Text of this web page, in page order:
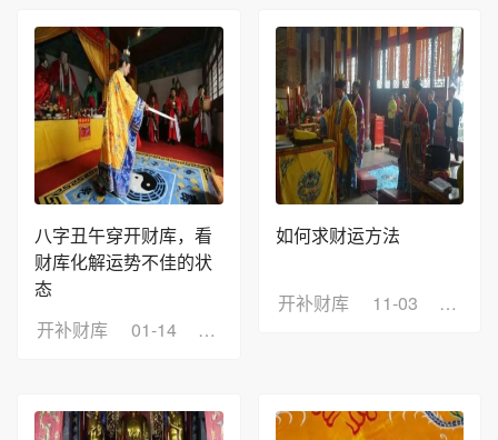
八字丑午穿开财库，看
财库化解运势不佳的状
态
开补财库
01-14 浏览：6
如何求财运方法
开补财库 11-03 浏览